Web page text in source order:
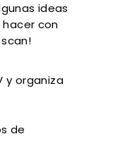
ideas
con
y organiza
de